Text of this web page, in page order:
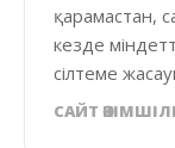
қарамастан,
кезде
сілтеме
САЙТ